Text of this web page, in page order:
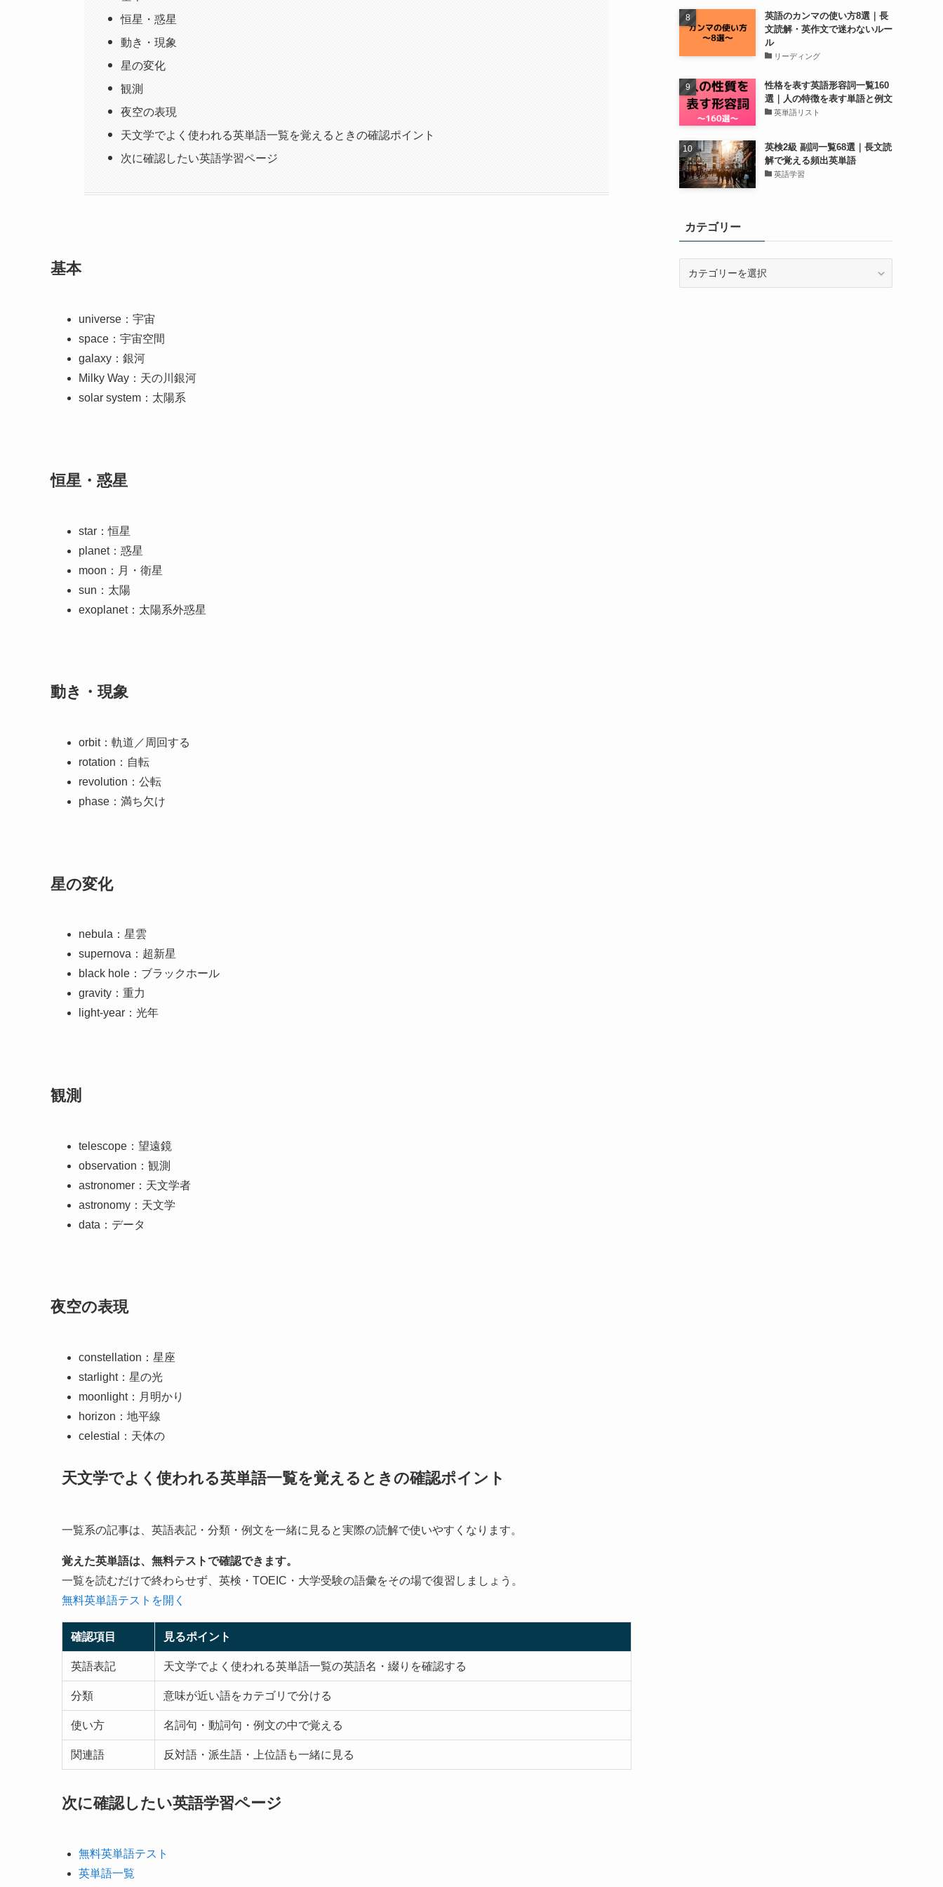
恒星・惑星
動き・現象
星の変化
観測
夜空の表現
天文学でよく使われる英単語一覧を覚えるときの確認ポイント
次に確認したい英語学習ページ
基本
universe：宇宙
space：宇宙空間
galaxy：銀河
Milky Way：天の川銀河
solar system：太陽系
恒星・惑星
star：恒星
planet：惑星
moon：月・衛星
sun：太陽
exoplanet：太陽系外惑星
動き・現象
orbit：軌道／周回する
rotation：自転
revolution：公転
phase：満ち欠け
星の変化
nebula：星雲
supernova：超新星
black hole：ブラックホール
gravity：重力
light-year：光年
観測
telescope：望遠鏡
observation：観測
astronomer：天文学者
astronomy：天文学
data：データ
夜空の表現
constellation：星座
starlight：星の光
moonlight：月明かり
horizon：地平線
celestial：天体の
天文学でよく使われる英単語一覧を覚えるときの確認ポイント
一覧系の記事は、英語表記・分類・例文を一緒に見ると実際の読解で使いやすくなります。
覚えた英単語は、無料テストで確認できます。
一覧を読むだけで終わらせず、英検・TOEIC・大学受験の語彙をその場で復習しましょう。
無料英単語テストを開く
確認項目 見るポイント
英語表記 天文学でよく使われる英単語一覧の英語名・綴りを確認する
分類 意味が近い語をカテゴリで分ける
使い方 名詞句・動詞句・例文の中で覚える
関連語 反対語・派生語・上位語も一緒に見る
次に確認したい英語学習ページ
無料英単語テスト
英単語一覧
英語のカンマの使い方8選｜長
文読解・英作文で迷わないルー
ル
リーディング
性格を表す英語形容詞一覧160
選｜人の特徴を表す単語と例文
英単語リスト
英検2級 副詞一覧68選｜長文読
解で覚える頻出英単語
英語学習
カテゴリー